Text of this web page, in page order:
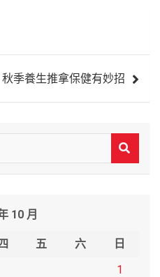
秋季養生推拿保健有妙招
10 月
五 六
日
1